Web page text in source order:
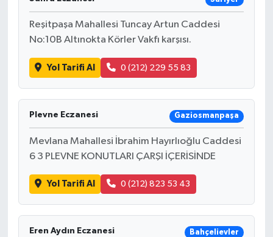
Reşitpaşa Mahallesi Tuncay Artun Caddesi
No:10B Altınokta Körler Vakfı karşısı.
Yol Tarifi Al 0 (212) 229 55 83
Plevne Eczanesi Gaziosmanpaşa
Mevlana Mahallesi İbrahim Hayırlıoğlu Caddesi
6 3 PLEVNE KONUTLARI ÇARŞI İÇERİSİNDE
Yol Tarifi Al 0 (212) 823 53 43
Eren Aydın Eczanesi Bahçelievler